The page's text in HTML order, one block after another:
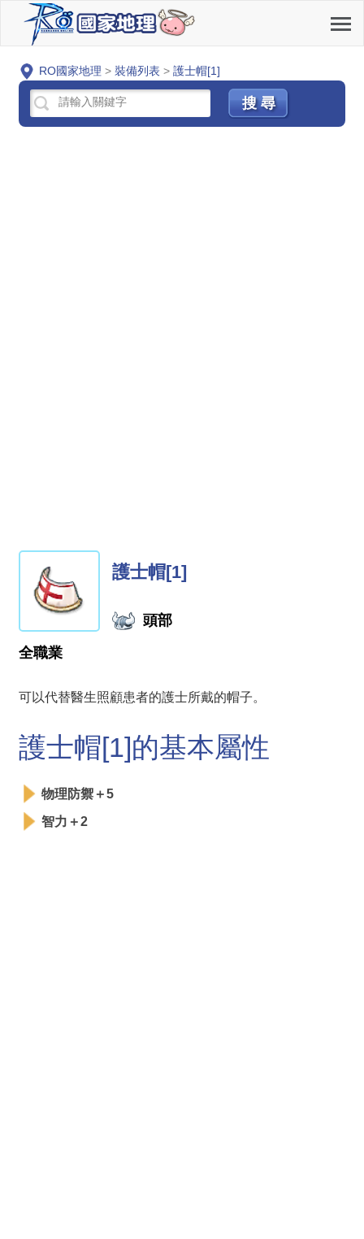
RO國家地理 > 裝備列表 > 護士帽[1]
護士帽[1]
頭部
全職業
可以代替醫生照顧患者的護士所戴的帽子。
護士帽[1]的基本屬性
物理防禦＋5
智力＋2